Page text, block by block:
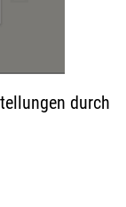
durch